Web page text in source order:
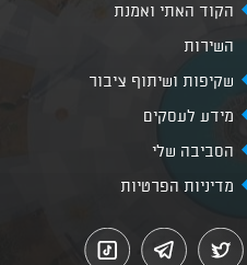
הקוד האתי ואמנת
השירות
שקיפות ושיתוף ציבור
מידע לעסקים
הסביבה שלי
מדיניות הפרטיות